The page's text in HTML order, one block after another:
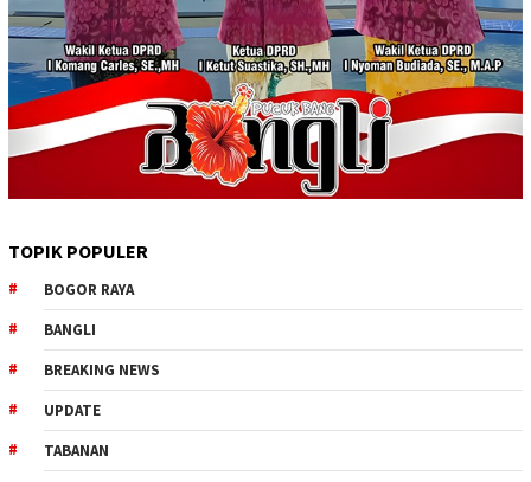
TOPIK POPULER
BOGOR RAYA
BANGLI
BREAKING NEWS
UPDATE
TABANAN